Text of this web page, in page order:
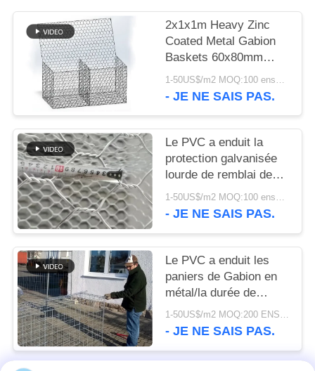
NOUS
CONTACTER
NOUVELLES
LES
AFFAIRES
SITEMAP
POLITIQUE
DE
CONFIDENTIALITÉ
2x1x1m Heavy Zinc
Coated Metal Gabion
Baskets 60x80mm
Hexagonal Mesh
1-50US$/m2 MOQ:100 ensembles
- JE NE SAIS PAS.
Le PVC a enduit la
protection galvanisée
lourde de remblai de
paniers de Gabion en
métal
1-50US$/m2 MOQ:100 ensembles
- JE NE SAIS PAS.
Le PVC a enduit les
paniers de Gabion en
métal/la durée de
longue durée en pierre
cages de Gabion
1-50US$/m2 MOQ:200 ENSEMBLES
- JE NE SAIS PAS.